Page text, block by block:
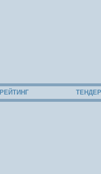
РЕЙТИНГ